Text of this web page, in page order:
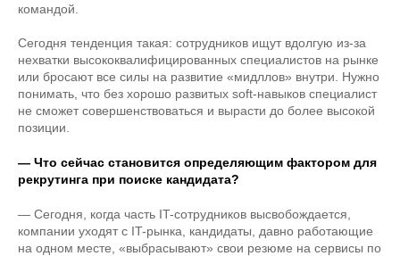
командой.
Сегодня тенденция такая: сотрудников ищут вдолгую из-за
нехватки высококвалифицированных специалистов на рынке
или бросают все силы на развитие «мидллов» внутри. Нужно
понимать, что без хорошо развитых soft-навыков специалист
не сможет совершенствоваться и вырасти до более высокой
позиции.
— Что сейчас становится определяющим фактором для
рекрутинга при поиске кандидата?
— Сегодня, когда часть IT-сотрудников высвобождается,
компании уходят с IT-рынка, кандидаты, давно работающие
на одном месте, «выбрасывают» свои резюме на сервисы по